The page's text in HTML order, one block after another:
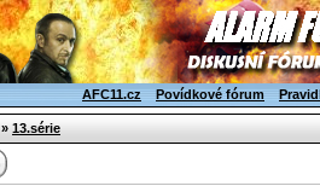
AFC11.cz Povídkové fórum
» 13.série